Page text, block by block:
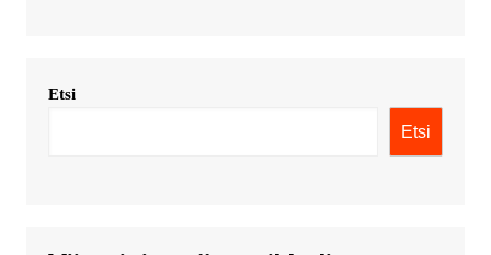
KimonicRisse :
купить хавал джулиан -
Etsi
Etsi